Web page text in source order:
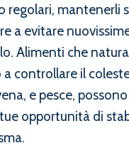
regolari, mantenerli
a evitare
Alimenti che
a controllare il
e pesce,
opportunità di